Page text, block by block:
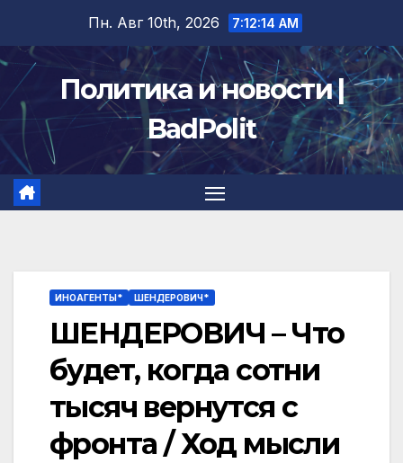
содержимому
Пн. Авг 10th, 2026 7:12:15 AM
Политика и новости |
BadPolit
ИНОАГЕНТЫ* ШЕНДЕРОВИЧ*
ШЕНДЕРОВИЧ – Что
будет, когда сотни
тысяч вернутся с
фронта / Ход мысли